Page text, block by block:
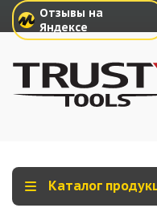
Отзывы на
Яндексе
Каталог